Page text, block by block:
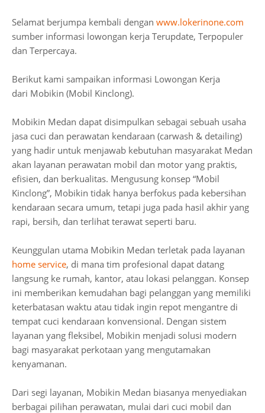
Selamat berjumpa kembali dengan www.lokerinone.com
sumber informasi lowongan kerja Terupdate, Terpopuler
dan Terpercaya.
Berikut kami sampaikan informasi Lowongan Kerja
dari Mobikin (Mobil Kinclong).
Mobikin Medan dapat disimpulkan sebagai sebuah usaha
jasa cuci dan perawatan kendaraan (carwash & detailing)
yang hadir untuk menjawab kebutuhan masyarakat Medan
akan layanan perawatan mobil dan motor yang praktis,
efisien, dan berkualitas. Mengusung konsep “Mobil
Kinclong”, Mobikin tidak hanya berfokus pada kebersihan
kendaraan secara umum, tetapi juga pada hasil akhir yang
rapi, bersih, dan terlihat terawat seperti baru.
Keunggulan utama Mobikin Medan terletak pada layanan
home service, di mana tim profesional dapat datang
langsung ke rumah, kantor, atau lokasi pelanggan. Konsep
ini memberikan kemudahan bagi pelanggan yang memiliki
keterbatasan waktu atau tidak ingin repot mengantre di
tempat cuci kendaraan konvensional. Dengan sistem
layanan yang fleksibel, Mobikin menjadi solusi modern
bagi masyarakat perkotaan yang mengutamakan
kenyamanan.
Dari segi layanan, Mobikin Medan biasanya menyediakan
berbagai pilihan perawatan, mulai dari cuci mobil dan